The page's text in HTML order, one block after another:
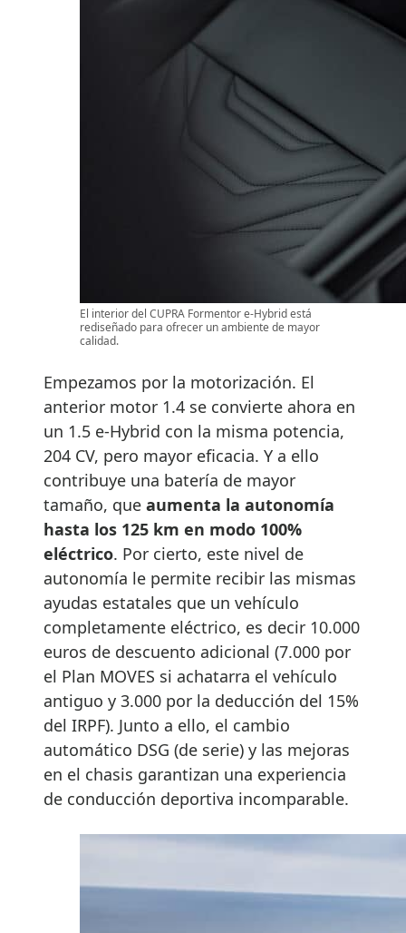
El interior del CUPRA Formentor e-Hybrid está
rediseñado para ofrecer un ambiente de mayor
calidad.
Empezamos por la motorización. El
anterior motor 1.4 se convierte ahora en
un 1.5 e-Hybrid con la misma potencia,
204 CV, pero mayor eficacia. Y a ello
contribuye una batería de mayor
tamaño, que aumenta la autonomía
hasta los 125 km en modo 100%
eléctrico. Por cierto, este nivel de
autonomía le permite recibir las mismas
ayudas estatales que un vehículo
completamente eléctrico, es decir 10.000
euros de descuento adicional (7.000 por
el Plan MOVES si achatarra el vehículo
antiguo y 3.000 por la deducción del 15%
del IRPF). Junto a ello, el cambio
automático DSG (de serie) y las mejoras
en el chasis garantizan una experiencia
de conducción deportiva incomparable.